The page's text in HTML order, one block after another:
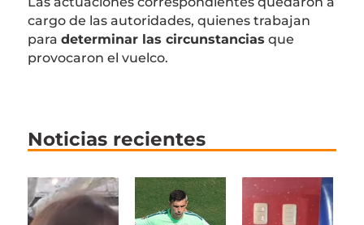
cargo de las autoridades, quienes trabajan
para determinar las circunstancias que
provocaron el vuelco.
Noticias recientes